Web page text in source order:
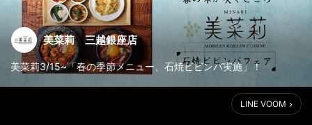
美菜莉 三越銀座店
美菜莉3/15~「春の季節メニュー、石焼ビビンバ実施」！
春の季節、新メニュー登場！美菜莉の石焼ビビンバがお腹と心を
LINE VOOM